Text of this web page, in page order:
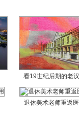
看19世纪后期的老
退休美术老师重返